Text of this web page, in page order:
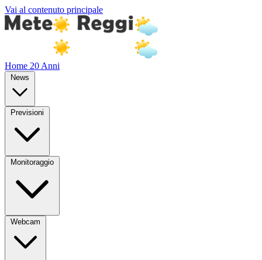
Vai al contenuto principale
Home 20 Anni
News
Previsioni
Monitoraggio
Webcam